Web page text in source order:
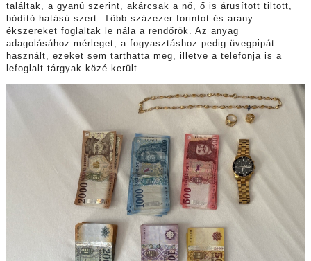
találtak, a gyanú szerint, akárcsak a nő, ő is árusított tiltott,
bódító hatású szert. Több százezer forintot és arany
ékszereket foglaltak le nála a rendőrök. Az anyag
adagolásához mérleget, a fogyasztáshoz pedig üvegpipát
használt, ezeket sem tarthatta meg, illetve a telefonja is a
lefoglalt tárgyak közé került.